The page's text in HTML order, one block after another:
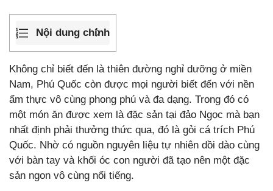
Nội dung chính
Không chỉ biết đến là thiên đường nghỉ dưỡng ở miền
Nam, Phú Quốc còn được mọi người biết đến với nền
ẩm thực vô cùng phong phú và đa dạng. Trong đó có
một món ăn được xem là đặc sản tại đảo Ngọc mà bạn
nhất định phải thưởng thức qua, đó là gỏi cá trích Phú
Quốc. Nhờ có nguồn nguyên liệu tự nhiên dồi dào cùng
với bàn tay và khối óc con người đã tạo nên một đặc
sản ngon vô cùng nổi tiếng.